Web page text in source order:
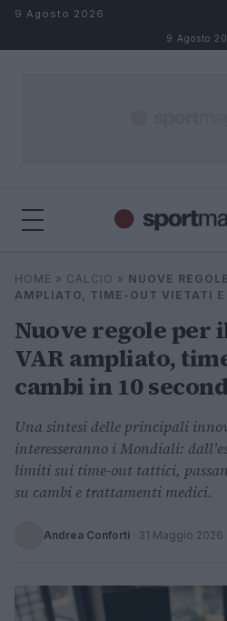
Salta al contenuto
9 Agosto 2026
9 Agosto
Cerca
HOME » CALCIO » NUOVE
AMPLIATO, TIME-OUT VIETATI
Nuove regole per
VAR ampliato,
cambi in 10
Una sintesi delle principali
interesseranno i Mondiali:
limiti sui time-out tattici,
su cambi e trattamenti medici.
Andrea Conforti · 31 Maggio 2026